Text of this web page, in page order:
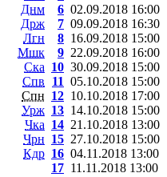
Днм
Држ
Лгн
Мшк
Ска
Спв
Спн
Урж
Чка
Чрн
Кдр
6 02.09.2018 16:00
7 09.09.2018 16:30
8 16.09.2018 15:00
9 22.09.2018 16:00
10 30.09.2018 15:00
11 05.10.2018 15:00
12 10.10.2018 17:00
13 14.10.2018 15:00
14 21.10.2018 13:00
15 27.10.2018 15:00
16 04.11.2018 13:00
17 11.11.2018 13:00